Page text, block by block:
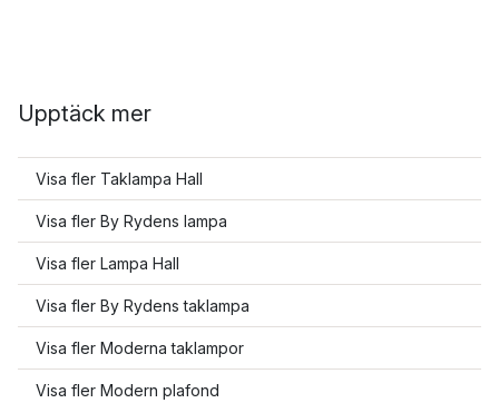
Upptäck mer
Visa fler Taklampa Hall
Visa fler By Rydens lampa
Visa fler Lampa Hall
Visa fler By Rydens taklampa
Visa fler Moderna taklampor
Visa fler Modern plafond